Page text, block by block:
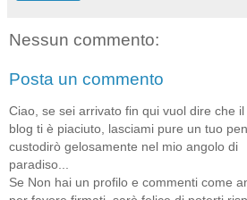
Nessun commento:
Posta un commento
Ciao, se sei arrivato fin qui vuol dire che il
blog ti è piaciuto, lasciami pure un tuo
custodirò gelosamente nel mio angolo di
paradiso...
Se Non hai un profilo e commenti come